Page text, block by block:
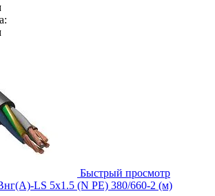
Быстрый просмотр
LS 5х1.5 (N PE) 380/660-2 (м)